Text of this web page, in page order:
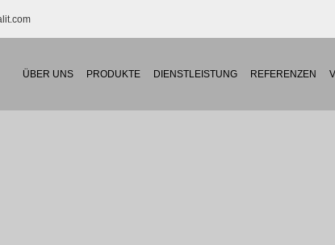
ÜBER UNS PRODUKTE DIENSTLEISTUNG REFERENZEN